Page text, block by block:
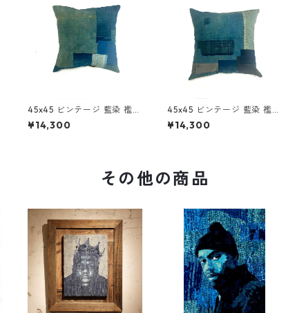
45x45 ビンテージ 藍染 襤褸
アップサイクル パッチワー
ク クッションカバー ボロ 襤
¥14,300
45x45 ビンテージ 藍染 襤褸
アップサイクル パッチワー
ク クッションカバー ボロ 襤
¥14,300
その他の商品